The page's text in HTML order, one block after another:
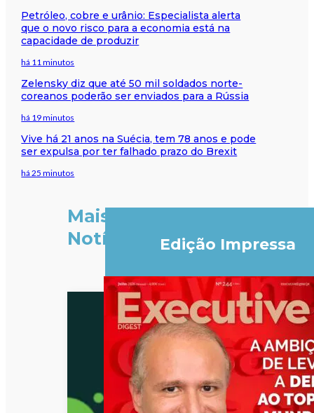
Petróleo, cobre e urânio: Especialista alerta
que o novo risco para a economia está na
capacidade de produzir
há 11 minutos
Zelensky diz que até 50 mil soldados norte-
coreanos poderão ser enviados para a Rússia
há 19 minutos
Vive há 21 anos na Suécia, tem 78 anos e pode
ser expulsa por ter falhado prazo do Brexit
há 25 minutos
Mais
Notícias
Edição Impressa